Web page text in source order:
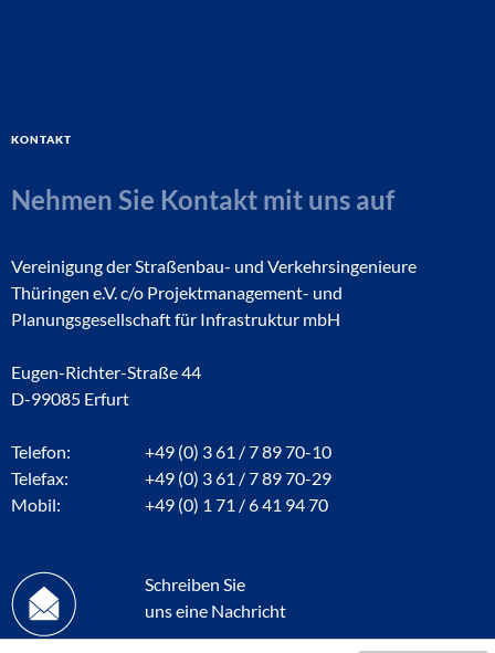
Kontakt
Nehmen Sie Kontakt mit uns auf
Vereinigung der Straßenbau- und Verkehrsingenieure
Thüringen e.V. c/o Projektmanagement- und
Planungsgesellschaft für Infrastruktur mbH
Eugen-Richter-Straße 44
D-99085 Erfurt
Telefon:
+49 (0) 3 61 / 7 89 70-10
Telefax:
+49 (0) 3 61 / 7 89 70-29
Mobil:
+49 (0) 1 71 / 6 41 94 70
Schreiben Sie
uns eine Nachricht